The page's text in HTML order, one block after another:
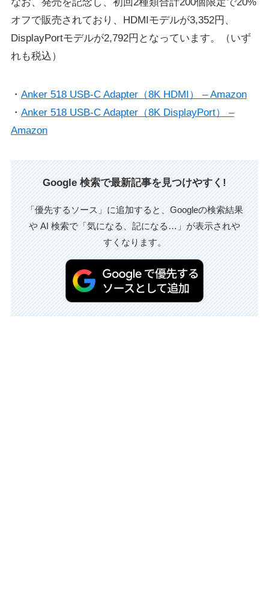
オフで販売されており、HDMIモデルが3,352円、
DisplayPortモデルが2,792円となっています。（いず
れも税込）
・ Anker 518 USB-C Adapter（8K HDMI） – Amazon
・ Anker 518 USB-C Adapter（8K DisplayPort） –
Amazon
Google 検索で最新記事を見つけやすく!
「優先するソース」に追加すると、Googleの検索結果
や AI 検索で「気になる、記になる…」が表示されや
すくなります。